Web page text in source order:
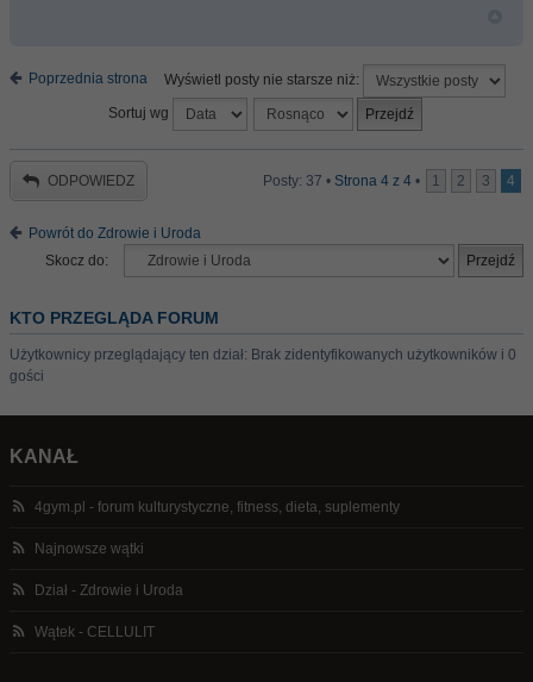
Poprzednia strona
Wyświetl posty nie starsze niż:
Sortuj wg
ODPOWIEDZ Posty: 37 • Strona 4 z 4 • 1 2 3 4
Powrót do Zdrowie i Uroda
Skocz do:
KTO PRZEGLĄDA FORUM
Użytkownicy przeglądający ten dział: Brak zidentyfikowanych użytkowników i 0
gości
KANAŁ
4gym.pl - forum kulturystyczne, fitness, dieta, suplementy
Najnowsze wątki
Dział - Zdrowie i Uroda
Wątek - CELLULIT